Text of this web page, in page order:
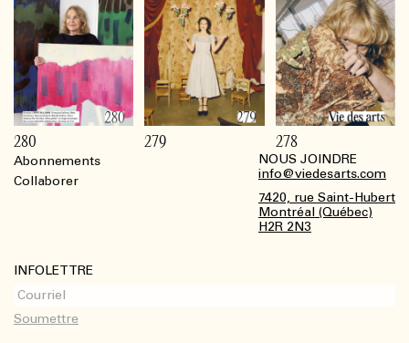
Abonnements
Collaborer
NOUS JOINDRE
info@viedesarts.com
7420, rue Saint-Hubert
Montréal (Québec)
H2R 2N3
INFOLETTRE
280 279 278